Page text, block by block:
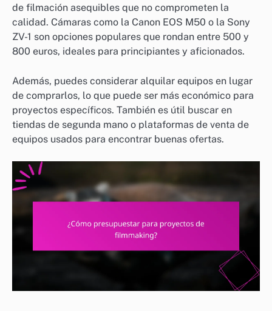
de filmación asequibles que no comprometen la
calidad. Cámaras como la Canon EOS M50 o la Sony
ZV-1 son opciones populares que rondan entre 500 y
800 euros, ideales para principiantes y aficionados.
Además, puedes considerar alquilar equipos en lugar
de comprarlos, lo que puede ser más económico para
proyectos específicos. También es útil buscar en
tiendas de segunda mano o plataformas de venta de
equipos usados para encontrar buenas ofertas.